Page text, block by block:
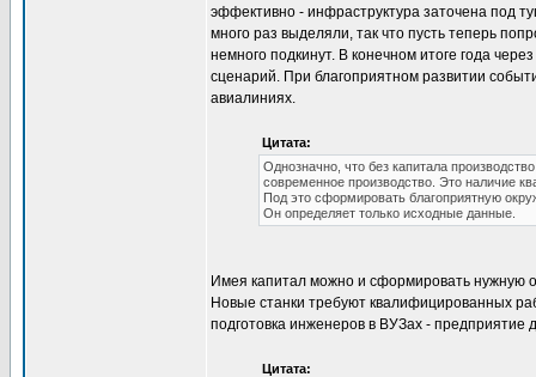
эффективно - инфраструктура заточена под
много раз выделяли, так что пусть теперь
немного подкинут. В конечном итоге года
сценарий. При благоприятном развитии
авиалиниях.
Цитата:
Однозначно, что без капитала
современное производство. Это наличие
Под это сформировать благоприятную
Он определяет только исходные данные.
Имея капитал можно и сформировать нужную
Новые станки требуют квалифицированных
подготовка инженеров в ВУЗах - предприятие
Цитата: